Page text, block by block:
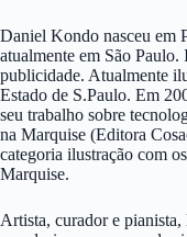
Daniel Kondo nasceu em
atualmente em São
publicidade. Atualmente
Estado de S.Paulo. Em
seu trabalho sobre
na Marquise (Editora
categoria ilustração com
Marquise.
Artista, curador e